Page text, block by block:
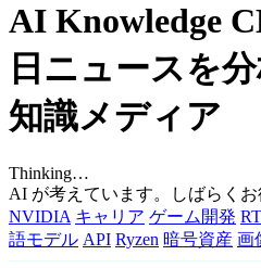
AI Knowledge
日ニュースを
知識メディア
Thinking…
AI が考えています。しばらくお
NVIDIA キャリア ゲーム開発
語モデル API Ryzen 暗号資産 画